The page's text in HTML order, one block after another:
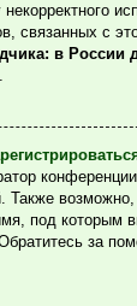
связанных с
в России
.
Также
под которым
за